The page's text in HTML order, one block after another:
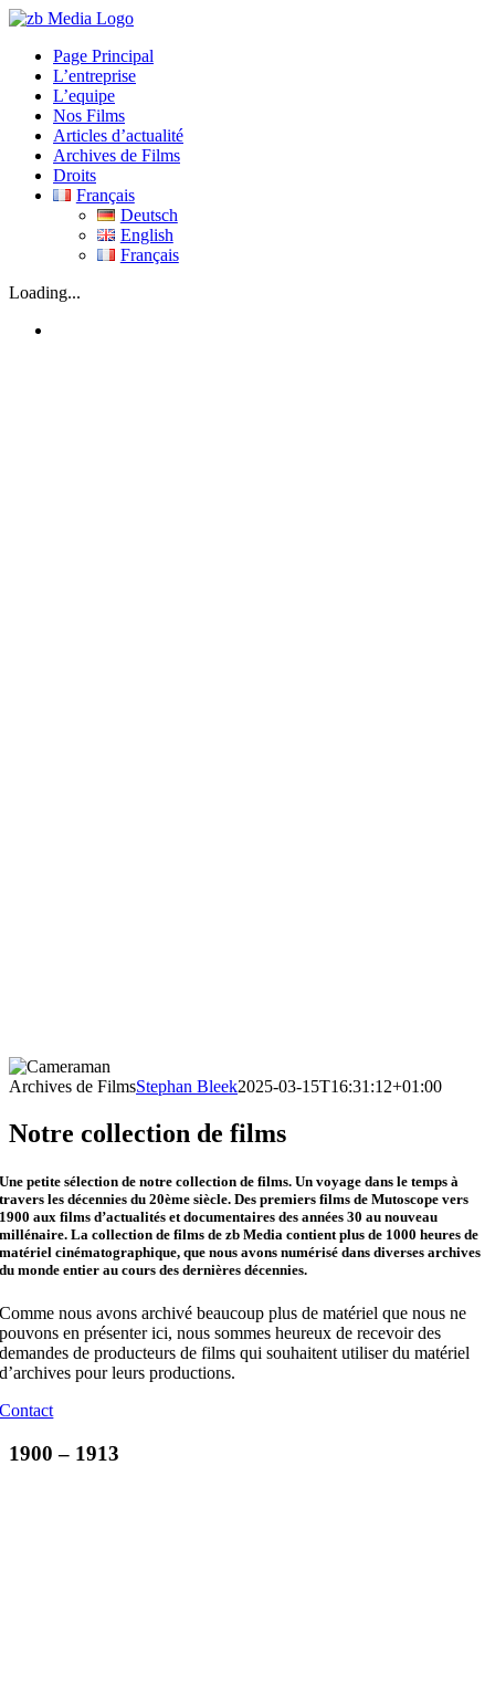
Skip
contentPage Principal
L’entreprise
L’equipe
Nos Films
Articles d’actualité
Archives de Films
Droits
Français
Deutsch
English
Français
Loading...
Archives de FilmsStephan Bleek2025-03-15T16:31:12+01:00
Notre collection de films
Une petite sélection de notre collection de films. Un voyage dans le temps à
travers les décennies du 20ème siècle. Des premiers films de Mutoscope vers
1900 aux films d’actualités et documentaires des années 30 au nouveau
millénaire. La collection de films de zb Media contient plus de 1000 heures de
matériel cinématographique, que nous avons numérisé dans diverses archives
du monde entier au cours des dernières décennies.
Comme nous avons archivé beaucoup plus de matériel que nous ne
pouvons en présenter ici, nous sommes heureux de recevoir des
demandes de producteurs de films qui souhaitent utiliser du matériel
d’archives pour leurs productions.
Contact
1900 – 1913